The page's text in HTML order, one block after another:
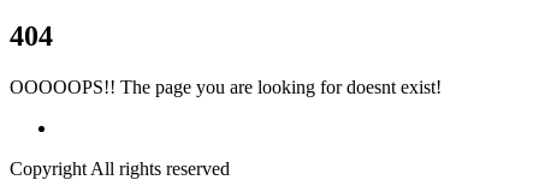
404
OOOOOPS!! The page you are looking for doesnt exist!
Copyright All rights reserved